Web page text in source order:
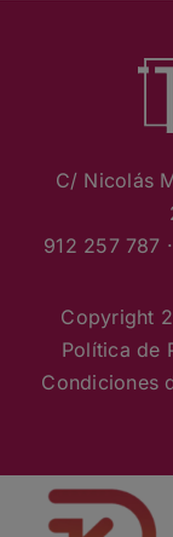
C/ Nicolás
912 257 787
Copyright
Política de
Condiciones